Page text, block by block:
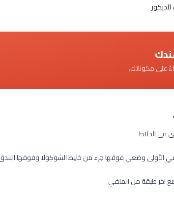
على مكوناتك.
في الخلاط
الأولى وضعي فوقها جزء من خليط الشوكولا وفوقها
اخر طبقة من الملفي